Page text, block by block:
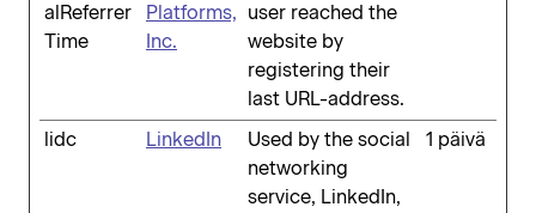
alReferrer
Time
Platforms,
Inc.
user reached the
website by
registering their
last URL-address.
lidc
LinkedIn
Used by the social
networking
service, LinkedIn,
1 päivä